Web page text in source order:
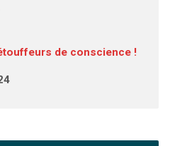
de conscience !